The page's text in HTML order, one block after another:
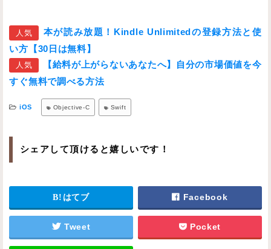
人気
本が読み放題！Kindle Unlimitedの登録方法と使
い方【30日は無料】
人気
【給料が上がらないあなたへ】自分の市場価値を今
すぐ無料で調べる方法
iOS Objective-C Swift
シェアして頂けると嬉しいです！
はてブ Facebook
Tweet Pocket